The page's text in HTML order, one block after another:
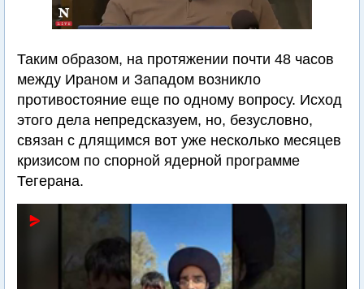
Таким образом, на протяжении почти 48 часов
между Ираном и Западом возникло
противостояние еще по одному вопросу. Исход
этого дела непредсказуем, но, безусловно,
связан с длящимся вот уже несколько месяцев
кризисом по спорной ядерной программе
Тегерана.